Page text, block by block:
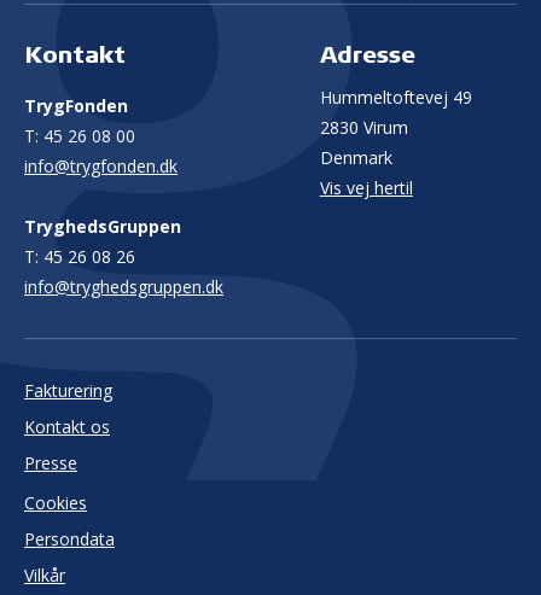
Kontakt
TrygFonden
T: 45 26 08 00
info@trygfonden.dk
TryghedsGruppen
T: 45 26 08 26
info@tryghedsgruppen.dk
Adresse
Hummeltoftevej 49
2830 Virum
Denmark
Vis vej hertil
Fakturering
Kontakt os
Presse
Cookies
Persondata
Vilkår